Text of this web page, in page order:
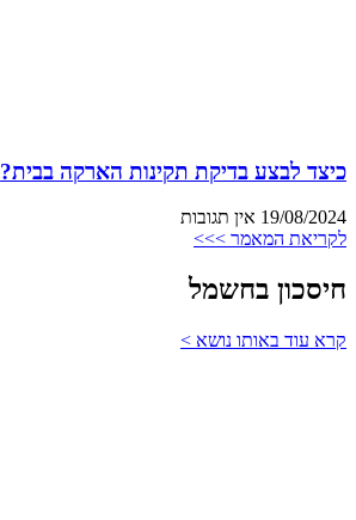
כיצד לבצע בדיקת תקינות הארקה בבית?
19/08/2024 אין תגובות
לקריאת המאמר >>>
חיסכון בחשמל
קרא עוד באותו נושא >